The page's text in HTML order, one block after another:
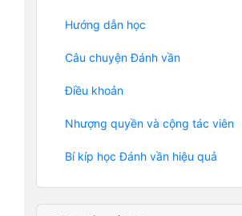
Hướng dẫn học
Câu chuyện Đánh vần
Điều khoản
Nhượng quyền và cộng tác viên
Bí kíp học Đánh vần hiệu quả